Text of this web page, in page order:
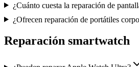
¿Cuánto cuesta la reparación de
¿Ofrecen reparación de portátiles
Reparación smartwatch